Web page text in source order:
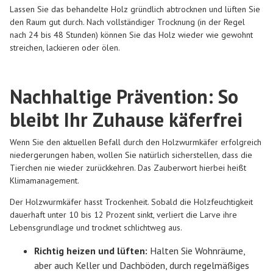
Lassen Sie das behandelte Holz gründlich abtrocknen und lüften Sie
den Raum gut durch. Nach vollständiger Trocknung (in der Regel
nach 24 bis 48 Stunden) können Sie das Holz wieder wie gewohnt
streichen, lackieren oder ölen.
Nachhaltige Prävention: So
bleibt Ihr Zuhause käferfrei
Wenn Sie den aktuellen Befall durch den Holzwurmkäfer erfolgreich
niedergerungen haben, wollen Sie natürlich sicherstellen, dass die
Tierchen nie wieder zurückkehren. Das Zauberwort hierbei heißt
Klimamanagement.
Der Holzwurmkäfer hasst Trockenheit. Sobald die Holzfeuchtigkeit
dauerhaft unter 10 bis 12 Prozent sinkt, verliert die Larve ihre
Lebensgrundlage und trocknet schlichtweg aus.
Richtig heizen und lüften: Halten Sie Wohnräume,
aber auch Keller und Dachböden, durch regelmäßiges